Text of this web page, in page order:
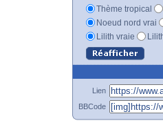
Thème tropical
Noeud nord vrai
Lilith vraie
Lien
BBCode